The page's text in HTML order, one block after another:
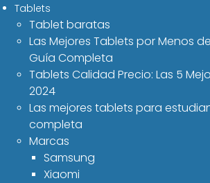
Tablets
Tablet baratas
Las Mejores Tablets por Menos
Guía Completa
Tablets Calidad Precio: Las 5
2024
Las mejores tablets para
completa
Marcas
Samsung
Xiaomi